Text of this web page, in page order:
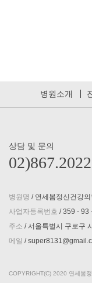
병원소개
상담 및 문의
02)867.2022
병원명 / 연세봄정신건강의
사업자등록번호 / 359 - 93
주소 / 서울특별시 구로구
메일 /
COPYRIGHT(C) 2020 연세봄